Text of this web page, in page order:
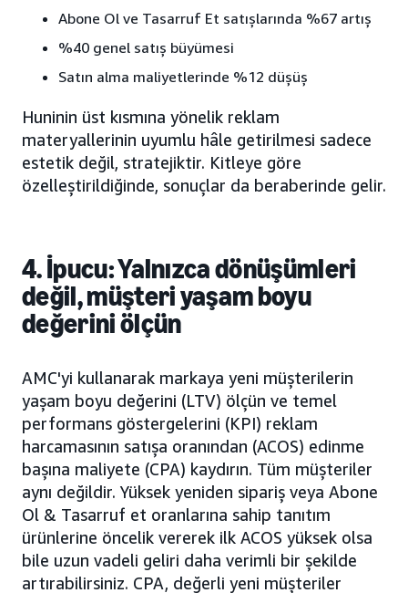
Abone Ol ve Tasarruf Et satışlarında %67 artış
%40 genel satış büyümesi
Satın alma maliyetlerinde %12 düşüş
Huninin üst kısmına yönelik reklam
materyallerinin uyumlu hâle getirilmesi sadece
estetik değil, stratejiktir. Kitleye göre
özelleştirildiğinde, sonuçlar da beraberinde gelir.
4. İpucu: Yalnızca dönüşümleri
değil, müşteri yaşam boyu
değerini ölçün
AMC'yi kullanarak markaya yeni müşterilerin
yaşam boyu değerini (LTV) ölçün ve temel
performans göstergelerini (KPI) reklam
harcamasının satışa oranından (ACOS) edinme
başına maliyete (CPA) kaydırın. Tüm müşteriler
aynı değildir. Yüksek yeniden sipariş veya Abone
Ol & Tasarruf et oranlarına sahip tanıtım
ürünlerine öncelik vererek ilk ACOS yüksek olsa
bile uzun vadeli geliri daha verimli bir şekilde
artırabilirsiniz. CPA, değerli yeni müşteriler